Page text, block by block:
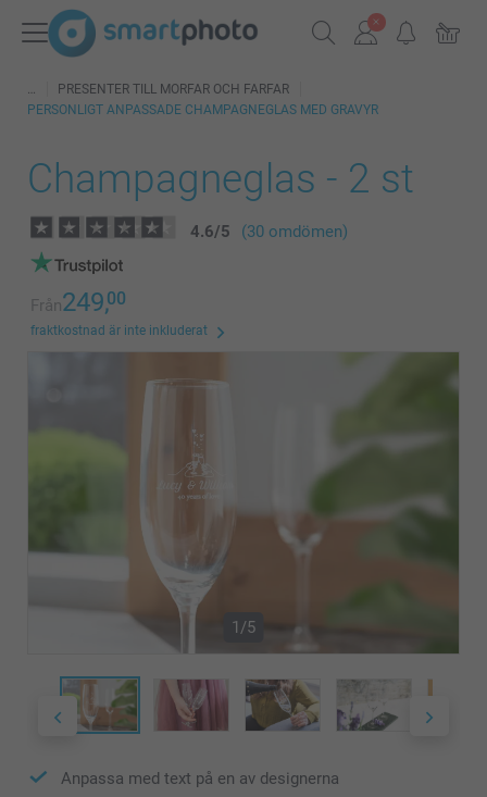
PRESENTER TILL MORFAR OCH FARFAR
PERSONLIGT ANPASSADE CHAMPAGNEGLAS MED GRAVYR
Champagneglas - 2 st
4.6/5 (30 omdömen)
Från249,00
fraktkostnad är inte inkluderat
1/5
Anpassa med text på en av designerna